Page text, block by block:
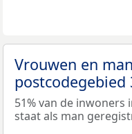
Vrouwen en
postcodegebied
51% van de inwoners
staat als man